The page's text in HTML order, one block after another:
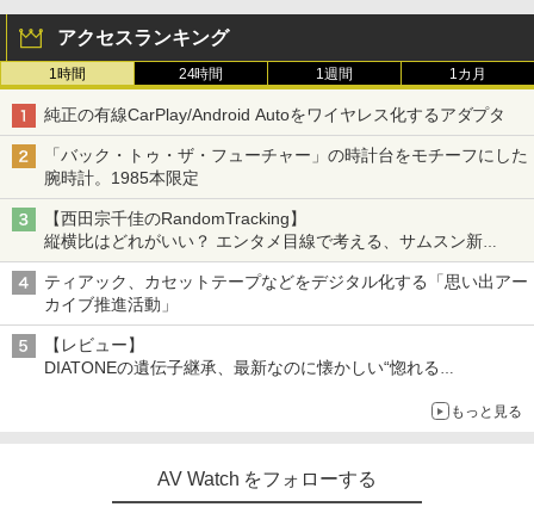
アクセスランキング
1時間 24時間 1週間 1カ月
純正の有線CarPlay/Android Autoをワイヤレス化するアダプタ
「バック・トゥ・ザ・フューチャー」の時計台をモチーフにした
腕時計。1985本限定
【西田宗千佳のRandomTracking】
縦横比はどれがいい？ エンタメ目線で考える、サムスン新
「Galaxy Z Fold」
ティアック、カセットテープなどをデジタル化する「思い出アー
カイブ推進活動」
【レビュー】
DIATONEの遺伝子継承、最新なのに懐かしい“惚れる
もっと見る
AV Watch をフォローする